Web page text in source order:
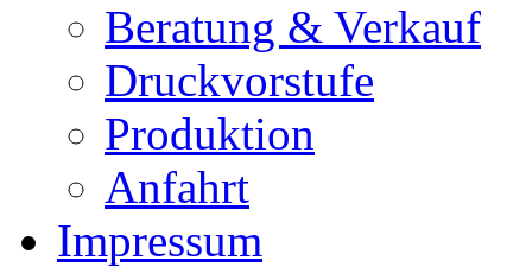
Beratung & Verkauf
Druckvorstufe
Produktion
Anfahrt
Impressum